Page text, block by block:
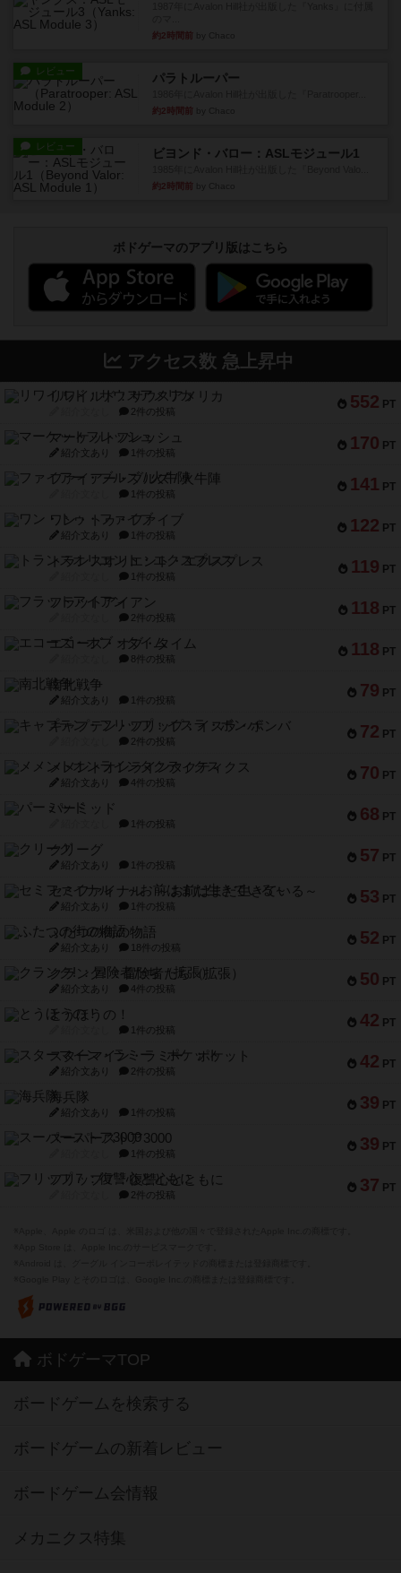
約2時間前
レビュー パラトルーパー
約2時間前
レビュー ビヨンド・バロー：ASLモジュール1
約2時間前
ボドゲーマのアプリ版はこちら
アクセス数 急上昇中
552 PT
リワイルド：サウスアメリカ
2件の投稿
170 PT
マーケットフレッシュ
紹介文あり 1件の投稿
141 PT
ファイアー・ブルズ / 火牛陣
1件の投稿
122 PT
ワン・トゥ・ファイブ
紹介文あり 1件の投稿
119 PT
トランスオリエント・エクスプレス
1件の投稿
118 PT
フラットアイアン
2件の投稿
118 PT
エコーズ・オブ・タイム
8件の投稿
79 PT
南北戦争
紹介文あり 1件の投稿
72 PT
キャプテン・フリップ：イスラ・ボンバ
2件の投稿
70 PT
メメントオンラインタクティクス
紹介文あり 4件の投稿
68 PT
パーミッド
1件の投稿
57 PT
クリーグ
紹介文あり 1件の投稿
53 PT
セミファイナル ～お前はまだ生きている～
紹介文あり 1件の投稿
52 PT
ふたつの街の物語
紹介文あり 18件の投稿
50 PT
クランク! ：冒険者たち（拡張）
紹介文あり 4件の投稿
42 PT
とうほうの！
1件の投稿
42 PT
スターマイン・ラミー ポケット
紹介文あり 2件の投稿
39 PT
海兵隊
紹介文あり 1件の投稿
39 PT
スーパーストア3000
1件の投稿
37 PT
フリップ７：復讐心とともに
2件の投稿
ボドゲーマTOP
ボードゲームを検索する
ボードゲームの新着レビュー
ボードゲーム会情報
メカニクス特集